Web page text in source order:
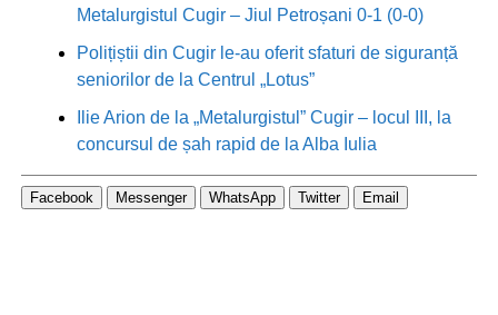
Metalurgistul Cugir – Jiul Petroșani 0-1 (0-0)
Polițiștii din Cugir le-au oferit sfaturi de siguranță
seniorilor de la Centrul „Lotus”
Ilie Arion de la „Metalurgistul” Cugir – locul III, la
concursul de șah rapid de la Alba Iulia
Facebook Messenger WhatsApp Twitter Email